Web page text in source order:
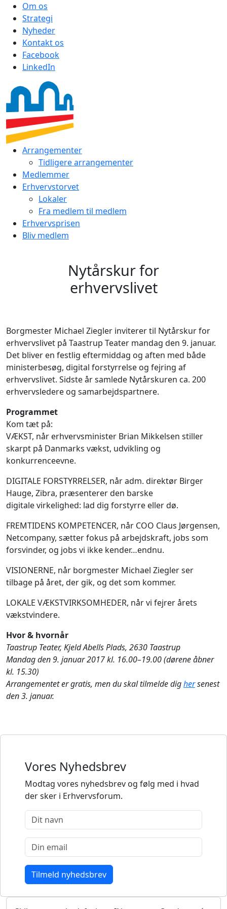
Om os
Strategi
Nyheder
Kontakt os
Facebook
LinkedIn
Arrangementer
Tidligere arrangementer
Medlemmer
Erhvervstorvet
Lokaler
Fra medlem til medlem
Erhvervsprisen
Bliv medlem
Nytårskur for
erhvervslivet
Borgmester Michael Ziegler inviterer til Nytårskur for
erhvervslivet på Taastrup Teater mandag den 9. januar.
Det bliver en festlig eftermiddag og aften med både
ministerbesøg, digital forstyrrelse og fejring af
erhvervslivet. Sidste år samlede Nytårskuren ca. 200
erhvervsledere og samarbejdspartnere.
Programmet
Kom tæt på:
VÆKST, når erhvervsminister Brian Mikkelsen stiller
skarpt på Danmarks vækst, udvikling og
konkurrenceevne.
DIGITALE FORSTYRRELSER, når adm. direktør Birger
Hauge, Zibra, præsenterer den barske
digitale virkelighed: lad dig forstyrre eller dø.
FREMTIDENS KOMPETENCER, når COO Claus Jørgensen,
Netcompany, sætter fokus på arbejdskraft, jobs som
forsvinder, og jobs vi ikke kender…endnu.
VISIONERNE, når borgmester Michael Ziegler ser
tilbage på året, der gik, og det som kommer.
LOKALE VÆKSTVIRKSOMHEDER, når vi fejrer årets
vækstvindere.
Hvor & hvornår
Taastrup Teater, Kjeld Abells Plads, 2630 Taastrup
Mandag den 9. januar 2017 kl. 16.00–19.00 (dørene åbner
kl. 15.30)
Arrangementet er gratis, men du skal tilmelde dighersenest
den 3. januar.
Vores Nyhedsbrev
Modtag vores nyhedsbrev og følg med i hvad
der sker i Erhvervsforum.